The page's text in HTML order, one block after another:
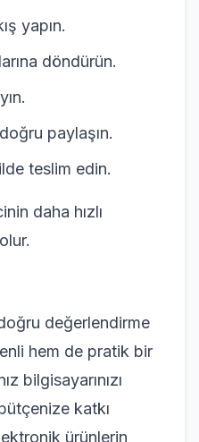
yapın.
döndürün.
paylaşın.
teslim edin.
daha hızlı
değerlendirme
hem de pratik bir
bilgisayarınızı
katkı
ürünlerin